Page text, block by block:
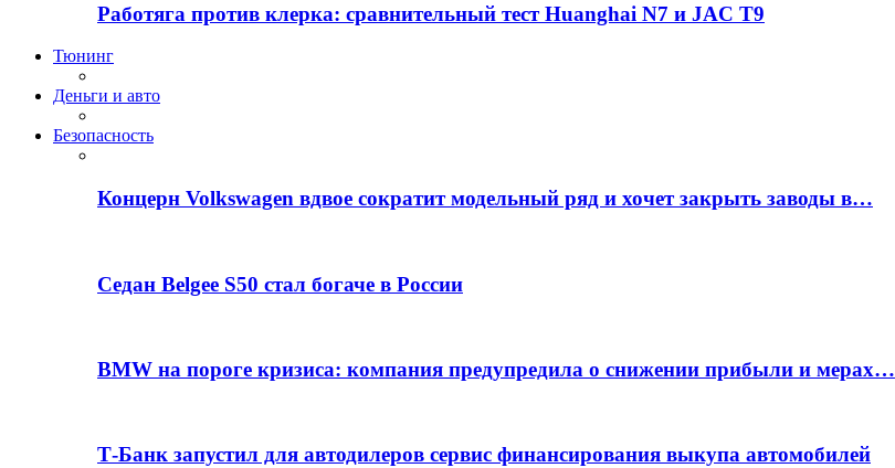
Работяга против клерка: сравнительный тест Huanghai N7 и JAC T9
Тюнинг
Деньги и авто
Безопасность
Концерн Volkswagen вдвое сократит модельный ряд и хочет закрыть заводы в…
Седан Belgee S50 стал богаче в России
BMW на пороге кризиса: компания предупредила о снижении прибыли и мерах…
Т-Банк запустил для автодилеров сервис финансирования выкупа автомобилей